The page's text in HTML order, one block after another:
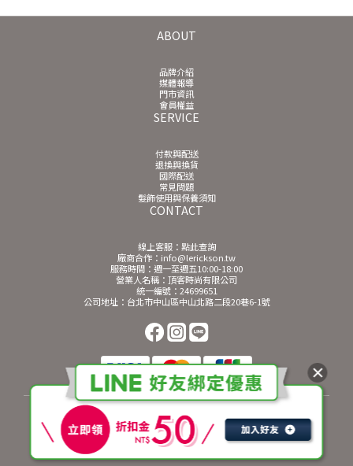
ABOUT
品牌介紹
媒體報導
門市資訊
會員權益
SERVICE
付款與配送
退換與換貨
國際配送
常見問題
髮飾使用與保養須知
CONTACT
線上客服： 點此查詢
廠商合作：info@lerickson.tw
服務時間：週一至週五10:00-18:00
營業人名稱：頂客時尚有限公司
統一編號：24699651
公司地址：台北市中山區中山北路二段20巷6-1號
$TWD 繁體中文